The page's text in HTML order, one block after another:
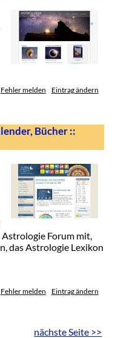
Fehler melden Eintrag ändern
Bücher ::
Forum mit,
das Astrologie Lexikon
Fehler melden Eintrag ändern
nächste Seite >>